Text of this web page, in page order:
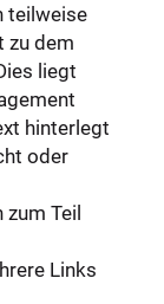
teilweise
zu dem
liegt
hinterlegt
oder
zum Teil
Links